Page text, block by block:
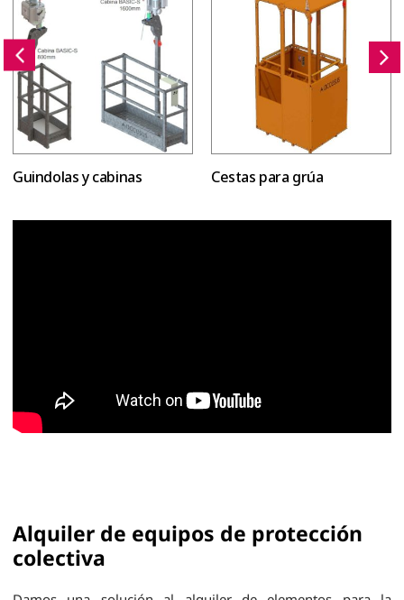
Guindolas y cabinas Cestas para grúa
Alquiler de equipos de protección
colectiva